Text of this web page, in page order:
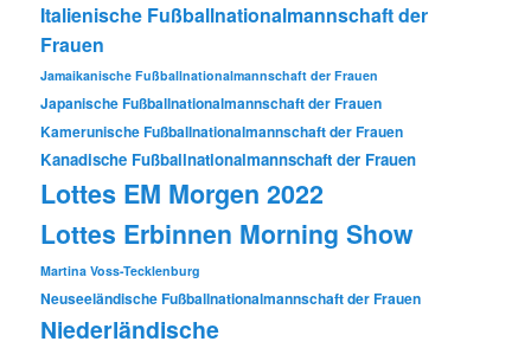
Italienische Fußballnationalmannschaft der
Frauen
Jamaikanische Fußballnationalmannschaft der Frauen
Japanische Fußballnationalmannschaft der Frauen
Kamerunische Fußballnationalmannschaft der Frauen
Kanadische Fußballnationalmannschaft der Frauen
Lottes EM Morgen 2022
Lottes Erbinnen Morning Show
Martina Voss-Tecklenburg
Neuseeländische Fußballnationalmannschaft der Frauen
Niederländische